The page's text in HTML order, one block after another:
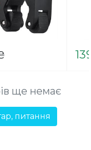
ще немає
питання